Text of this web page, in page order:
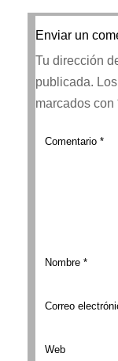
Enviar un
Tu dirección
publicada.
marcados con